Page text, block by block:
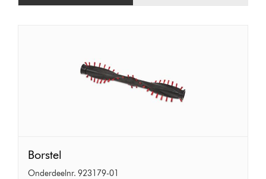
Borstel
Onderdeelnr. 923179-01